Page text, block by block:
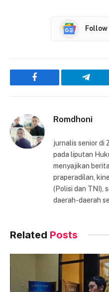
Follow
Facebook
Romdhoni
jurnalis senior di
pada liputan
menyajikan
praperadilan,
(Polisi dan TNI),
daerah-daerah
Related Posts